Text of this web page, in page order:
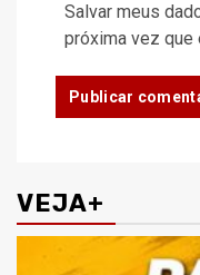
Salvar meus
próxima vez que
VEJA+